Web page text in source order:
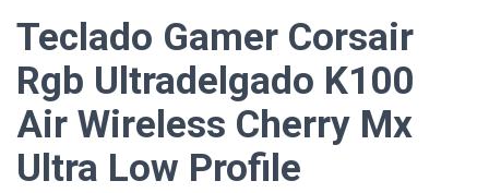
Teclado Gamer Corsair
Rgb Ultradelgado K100
Air Wireless Cherry Mx
Ultra Low Profile